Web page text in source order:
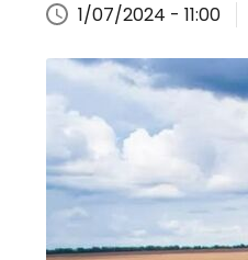
1/07/2024 - 11:00